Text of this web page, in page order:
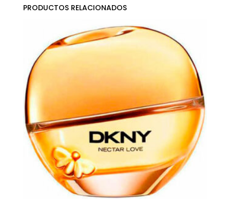
PRODUCTOS RELACIONADOS